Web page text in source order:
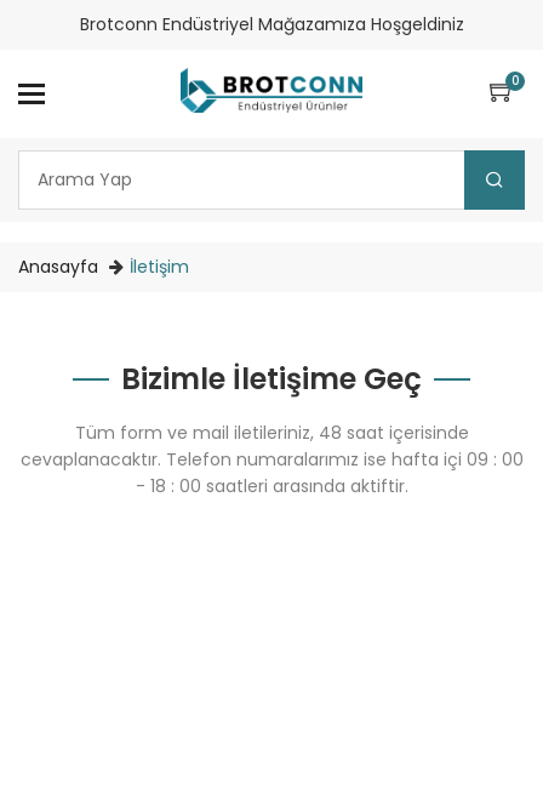
Brotconn Endüstriyel Mağazamıza Hoşgeldiniz
0
Anasayfa İletişim
Bizimle İletişime Geç
Tüm form ve mail iletileriniz, 48 saat içerisinde
cevaplanacaktır. Telefon numaralarımız ise hafta içi 09 : 00
- 18 : 00 saatleri arasında aktiftir.